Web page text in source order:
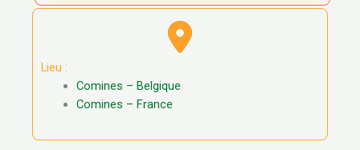
Lieu :
Comines – Belgique
Comines – France